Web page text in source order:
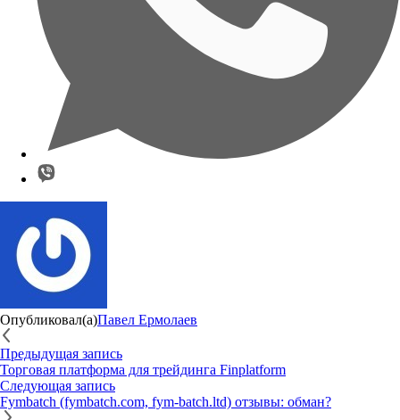
Опубликовал(а)Павел Ермолаев
Предыдущая запись
Торговая платформа для трейдинга Finplatform
Следующая запись
Fymbatch (fymbatch.com, fym-batch.ltd) отзывы: обман?